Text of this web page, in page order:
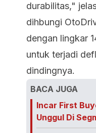
durabilitas,"
dihbungi
dengan lingkar
untuk terjadi
dindingnya.
BACA JUGA
Incar First
Unggul Di